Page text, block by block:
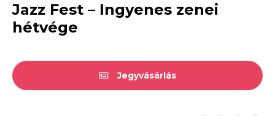
Jazz Fest – Ingyenes zenei
hétvége
Jegyvásárlás